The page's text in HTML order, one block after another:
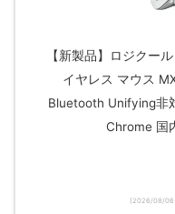
【新製品】ロジクー
イヤレス マウス
Bluetooth Unifying非
Chrome 国
(2026/08/06